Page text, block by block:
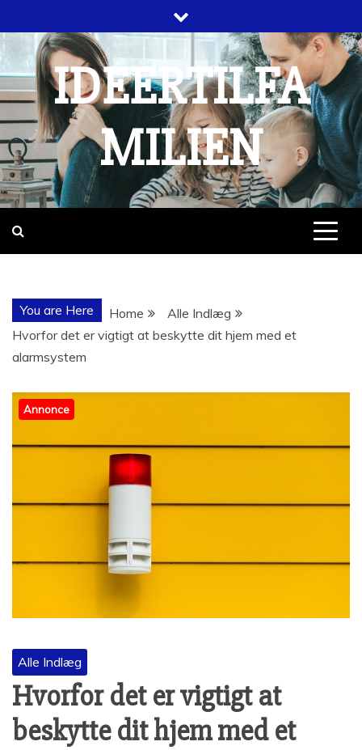
to
content
IDEERTILFA
MILIEN
You are Here Home
Alle Indlæg
Hvorfor det er vigtigt at beskytte dit hjem med et
alarmsystem
Annonce
Alle Indlæg
Hvorfor det er vigtigt at
beskytte dit hjem med et